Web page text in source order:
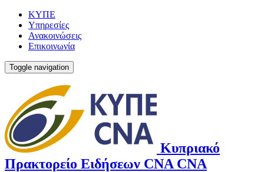
ΚΥΠΕ
Υπηρεσίες
Ανακοινώσεις
Επικοινωνία
Toggle navigation
Κυπριακό
Πρακτορείο Ειδήσεων CNA CNA